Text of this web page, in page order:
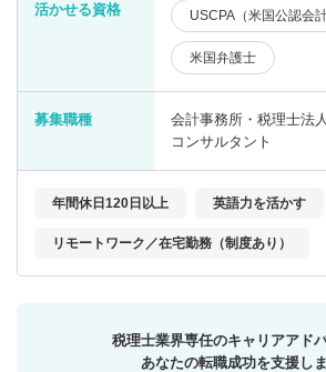
活かせる資格 USCPA（米国公認会計
米国弁護士
募集職種
会計事務所・税理士法
コンサルタント
年間休日120日以上 英語力を活かす
リモートワーク／在宅勤務（制度あり）
税理士業界専任のキャリアアド
あなたの転職成功を支援しま